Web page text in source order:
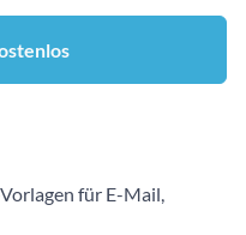
für E-Mail,